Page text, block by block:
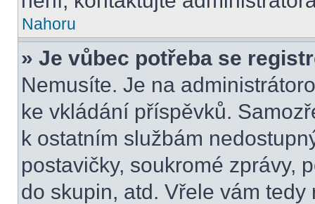
Nahoru
» Je vůbec potřeba se
Nemusíte. Je na
ke vkládání příspěvků.
k ostatním službám
postavičky, soukromé zprávy,
do skupin, atd. Vřele vám